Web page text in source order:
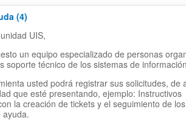
(4)
UIS,
un equipo especializado de personas
soporte técnico de los sistemas de
usted podrá registrar sus solicitudes, de
que esté presentando, ejemplo: Instructivos
la creación de tickets y el seguimiento de
ayuda.